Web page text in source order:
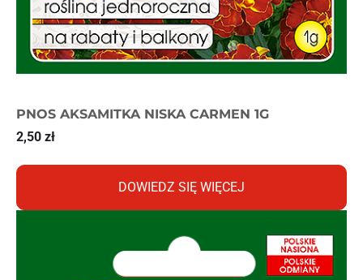
PNOS AKSAMITKA NISKA CARMEN 1G
2,50 zł
DOWIEDZ SIĘ WIĘCEJ